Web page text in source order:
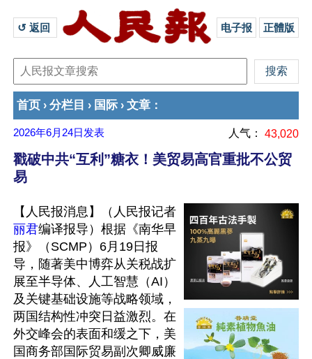
↺ 返回 电子报 正體版
首页 › 分栏目 › 国际 › 文章 ：
2026年6月24日 发表 人气： 43,020
戳破中共“互利”糖衣！美贸易高官重批不公贸
易
【人民报消息】（人民报记者
丽君编译报导）根据《南华早
报》（SCMP）6月19日报
导，随著美中博弈从关税战扩
展至半导体、人工智慧（AI）
及关键基础设施等战略领域，
两国结构性冲突日益激烈。在
外交峰会的表面和缓之下，美
国商务部国际贸易副次卿威廉